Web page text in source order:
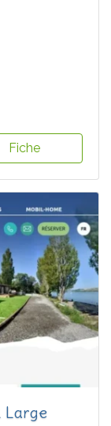
Fiche
Large